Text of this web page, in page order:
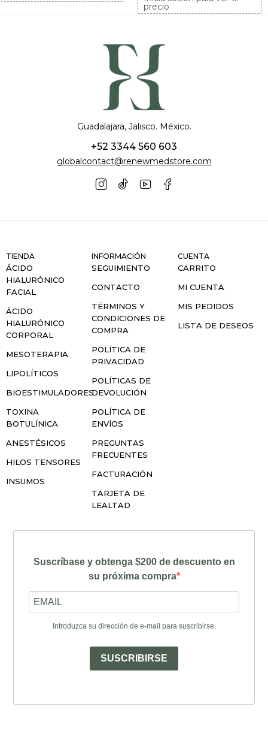
precio
Guadalajara, Jalisco. México.
+52 3344 560 603
globalcontact@renewmedstore.com
TIENDA
ÁCIDO
HIALURÓNICO
FACIAL
ÁCIDO
HIALURÓNICO
CORPORAL
MESOTERAPIA
LIPOLÍTICOS
BIOESTIMULADORES
TOXINA
BOTULÍNICA
ANESTÉSICOS
HILOS TENSORES
INSUMOS
INFORMACIÓN
SEGUIMIENTO
CONTACTO
TÉRMINOS Y
CONDICIONES DE
COMPRA
POLÍTICA DE
PRIVACIDAD
POLÍTICAS DE
DEVOLUCIÓN
POLÍTICA DE
ENVÍOS
PREGUNTAS
FRECUENTES
FACTURACIÓN
TARJETA DE
LEALTAD
CUENTA
CARRITO
MI CUENTA
MIS PEDIDOS
LISTA DE DESEOS
Suscríbase y obtenga $200 de descuento en
su próxima compra
Introduzca su dirección de e-mail para suscribirse.
SUSCRIBIRSE